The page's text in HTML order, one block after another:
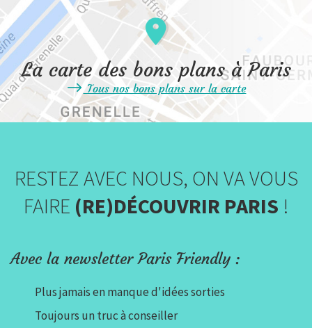
La carte des bons plans à Paris
Tous nos bons plans sur la carte
RESTEZ AVEC NOUS, ON VA VOUS
FAIRE (RE)DÉCOUVRIR PARIS !
Avec la newsletter Paris Friendly :
Plus jamais en manque d'idées sorties
Toujours un truc à conseiller